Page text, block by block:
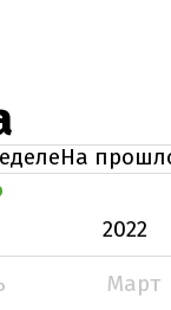
На
2022
Март